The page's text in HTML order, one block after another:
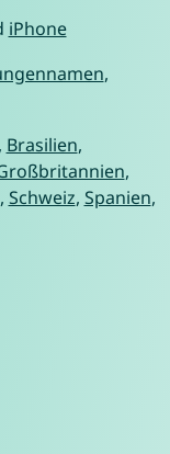
iPhone
,
, Brasilien,
,
, Schweiz, Spanien,